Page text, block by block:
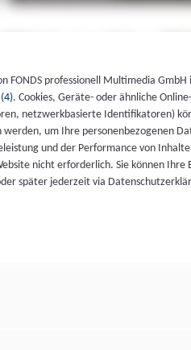
FONDS professionell Multimedia
. Cookies, Geräte- oder ähnliche
netzwerkbasierte Identifikatoren)
um Ihre personenbezogenen
und der Performance von
nicht erforderlich. Sie können Ihre
später jederzeit via